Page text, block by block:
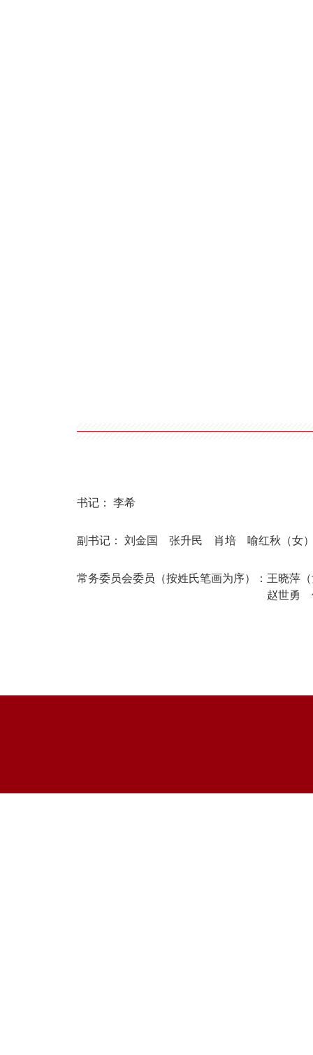
书记： 李希
副书记： 刘金国 张升民 肖培 喻红秋（女
常务委员会委员（按姓氏笔画为序）： 王晓萍
赵世勇